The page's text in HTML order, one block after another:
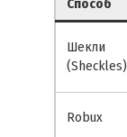
Способ
Шекли
(Sheckles)
Robux